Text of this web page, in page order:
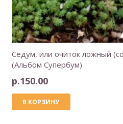
Седум, или очиток ложный
(Альбом Супербум)
р.150.00
В КОРЗИНУ